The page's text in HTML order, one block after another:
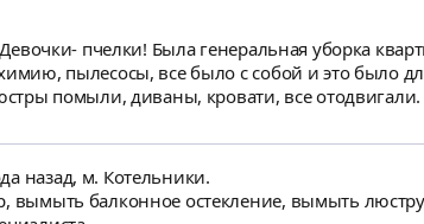
пчелки! Была генеральная уборка
пылесосы, все было с собой и это было
помыли, диваны, кровати, все
своей работе! Спасибо Вам, пчелки! Очень
назад, м. Котельники.
вымыть балконное остекление, вымыть